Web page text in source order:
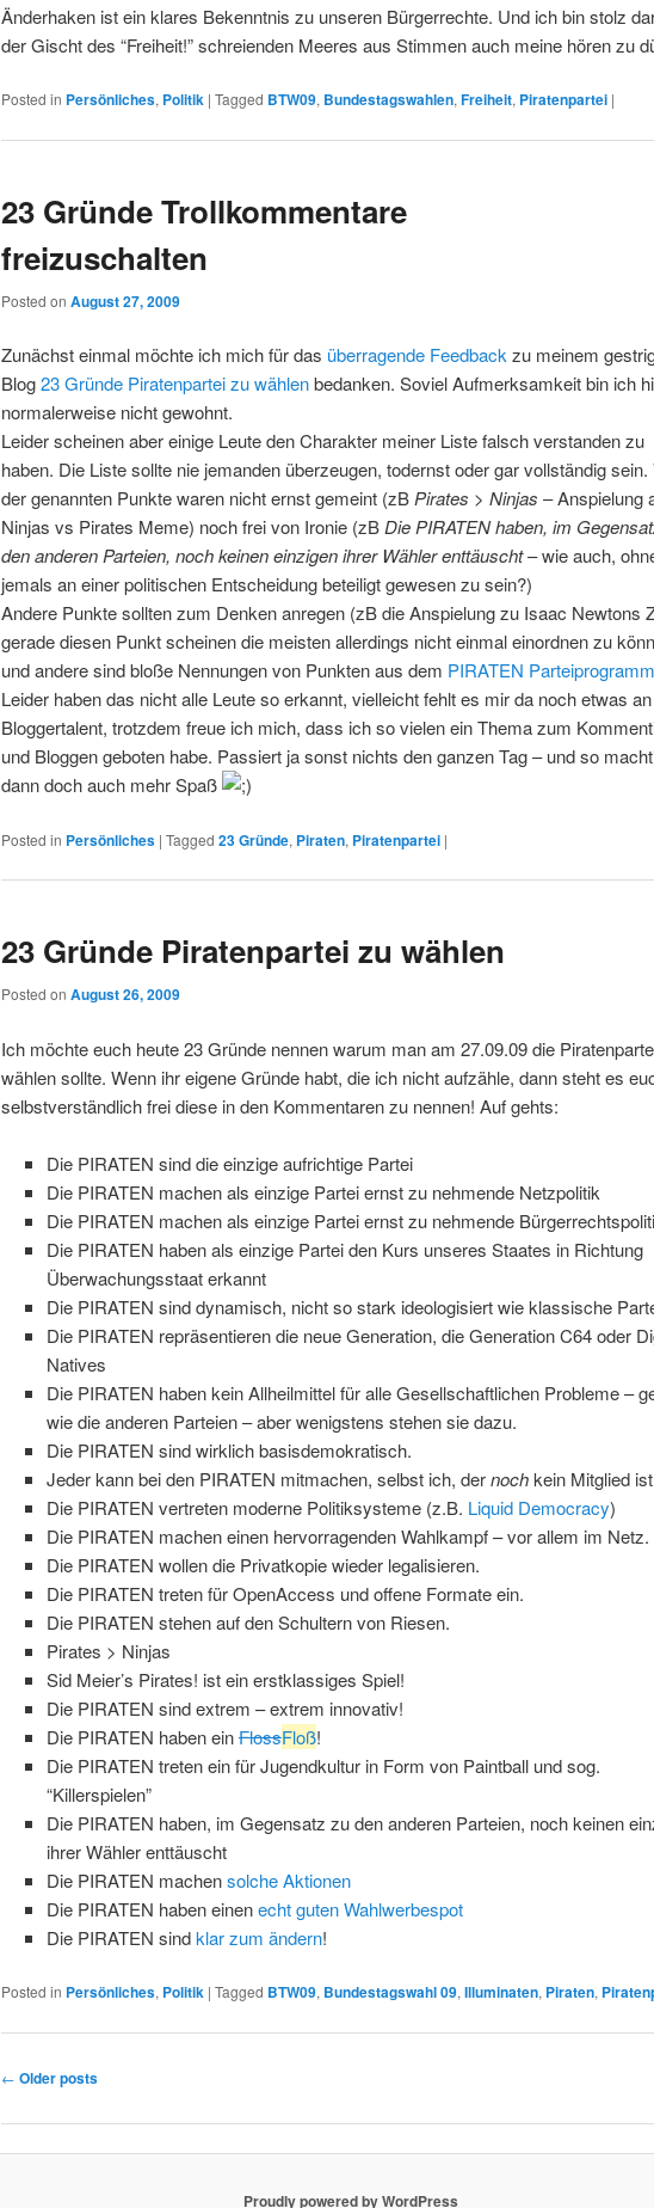
Änderhaken ist ein klares Bekenntnis zu unseren Bürgerrechte. Und ich bin stolz
der Gischt des “Freiheit!” schreienden Meeres aus Stimmen auch meine hören zu
Posted in Persönliches, Politik |Tagged BTW09, Bundestagswahlen,Freiheit, Piratenpartei |
23 Gründe Trollkommentare
freizuschalten
Posted onAugust 27, 2009
Zunächst einmal möchte ich mich für das überragende Feedbackzu meinem
Blog23 Gründe Piratenpartei zu wählenbedanken. Soviel Aufmerksamkeit bin ich
normalerweise nicht gewohnt.
Leider scheinen aber einige Leute den Charakter meiner Liste falsch verstanden zu
haben. Die Liste sollte nie jemanden überzeugen, todernst oder gar vollständig sein.
der genannten Punkte waren nicht ernst gemeint (zBPirates > Ninjas – Anspielung
Ninjas vs Pirates Meme) noch frei von Ironie (zBDie PIRATEN haben, im
den anderen Parteien, noch keinen einzigen ihrer Wähler enttäuscht– wie auch,
jemals an einer politischen Entscheidung beteiligt gewesen zu sein?)
Andere Punkte sollten zum Denken anregen (zB die Anspielung zu Isaac Newtons
gerade diesen Punkt scheinen die meisten allerdings nicht einmal einordnen zu
und andere sind bloße Nennungen von Punkten aus dem PIRATEN Parteiprogramm
Leider haben das nicht alle Leute so erkannt, vielleicht fehlt es mir da noch etwas an
Bloggertalent, trotzdem freue ich mich, dass ich so vielen ein Thema zum
und Bloggen geboten habe. Passiert ja sonst nichts den ganzen Tag – und so
dann doch auch mehr Spaß
Posted in Persönliches |Tagged 23 Gründe, Piraten, Piratenpartei |
23 Gründe Piratenpartei zu wählen
Posted onAugust 26, 2009
Ich möchte euch heute 23 Gründe nennen warum man am 27.09.09 die
wählen sollte. Wenn ihr eigene Gründe habt, die ich nicht aufzähle, dann steht es
selbstverständlich frei diese in den Kommentaren zu nennen! Auf gehts:
Die PIRATEN sind die einzige aufrichtige Partei
Die PIRATEN machen als einzige Partei ernst zu nehmende Netzpolitik
Die PIRATEN machen als einzige Partei ernst zu nehmende
Die PIRATEN haben als einzige Partei den Kurs unseres Staates in Richtung
Überwachungsstaat erkannt
Die PIRATEN sind dynamisch, nicht so stark ideologisiert wie klassische
Die PIRATEN repräsentieren die neue Generation, die Generation C64 oder
Natives
Die PIRATEN haben kein Allheilmittel für alle Gesellschaftlichen Probleme –
wie die anderen Parteien – aber wenigstens stehen sie dazu.
Die PIRATEN sind wirklich basisdemokratisch.
Jeder kann bei den PIRATEN mitmachen, selbst ich, dernochkein Mitglied
Die PIRATEN vertreten moderne Politiksysteme (z.B. Liquid Democracy)
Die PIRATEN machen einen hervorragenden Wahlkampf – vor allem im Netz.
Die PIRATEN wollen die Privatkopie wieder legalisieren.
Die PIRATEN treten für OpenAccess und offene Formate ein.
Die PIRATEN stehen auf den Schultern von Riesen.
Pirates > Ninjas
Sid Meier’s Pirates! ist ein erstklassiges Spiel!
Die PIRATEN sind extrem – extrem innovativ!
Die PIRATEN haben einFlossFloß!
Die PIRATEN treten ein für Jugendkultur in Form von Paintball und sog.
“Killerspielen”
Die PIRATEN haben, im Gegensatz zu den anderen Parteien, noch keinen
ihrer Wähler enttäuscht
Die PIRATEN machensolche Aktionen
Die PIRATEN haben einenecht guten Wahlwerbespot
Die PIRATEN sindklar zum ändern!
Posted in Persönliches, Politik |Tagged BTW09, Bundestagswahl 09,Illuminaten, Piraten,
Post navigation
← Older posts
Proudly powered by WordPress